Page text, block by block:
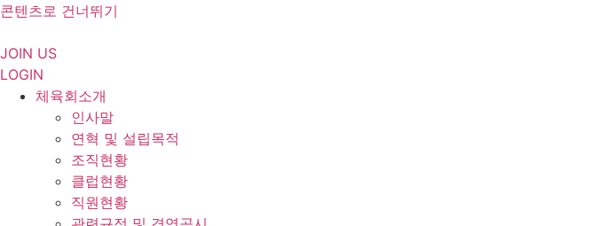
콘텐츠로 건너뛰기
JOIN US
LOGIN
체육회소개
인사말
연혁 및 설립목적
조직현황
클럽현황
직원현황